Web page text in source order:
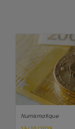
Numismatique